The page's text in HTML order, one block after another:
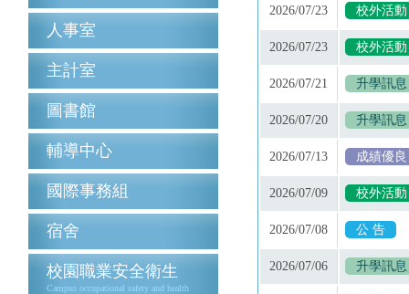
人事室
主計室
圖書館
輔導中心
國際事務組
宿舍
校園職業安全衛生
Campus occupational safety and health
2026/07/23 校外活動
2026/07/23 校外活動
2026/07/21 升學訊息
2026/07/20 升學訊息
2026/07/13 成績優良
2026/07/09 校外活動
2026/07/08 公 告
2026/07/06 升學訊息